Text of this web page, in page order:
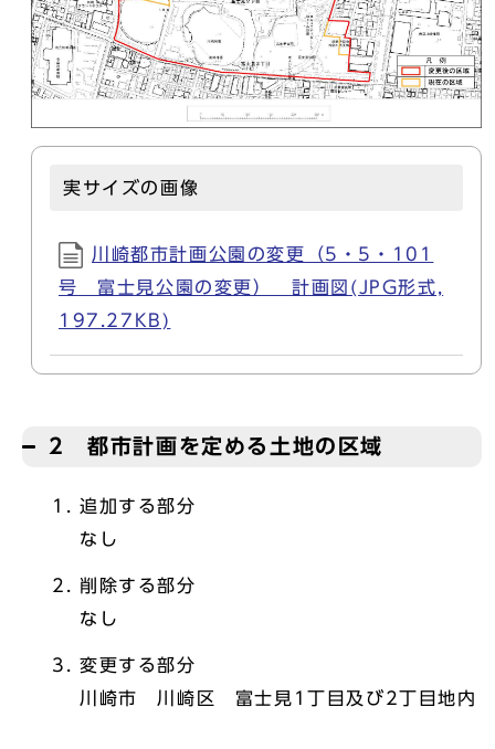
実サイズの画像
川崎都市計画公園の変更（5・5・101
号 富士見公園の変更） 計画図(JPG形式,
197.27KB)
2 都市計画を定める土地の区域
追加する部分
なし
削除する部分
なし
変更する部分
川崎市 川崎区 富士見1丁目及び2丁目地内